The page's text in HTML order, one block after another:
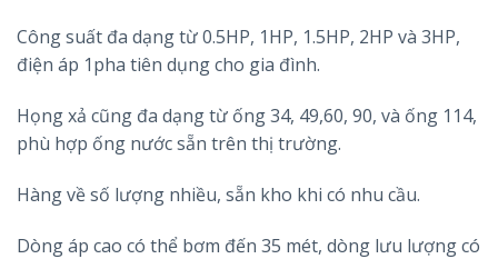
Công suất đa dạng từ 0.5HP, 1HP, 1.5HP, 2HP và 3HP,
điện áp 1pha tiên dụng cho gia đình.
Họng xả cũng đa dạng từ ống 34, 49,60, 90, và ống 114,
phù hợp ống nước sẵn trên thị trường.
Hàng về số lượng nhiều, sẵn kho khi có nhu cầu.
Dòng áp cao có thể bơm đến 35 mét, dòng lưu lượng có